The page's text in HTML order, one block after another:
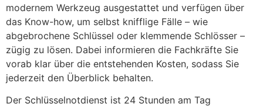
modernem Werkzeug ausgestattet und verfügen über
das Know-how, um selbst knifflige Fälle – wie
abgebrochene Schlüssel oder klemmende Schlösser –
zügig zu lösen. Dabei informieren die Fachkräfte Sie
vorab klar über die entstehenden Kosten, sodass Sie
jederzeit den Überblick behalten.
Der Schlüsselnotdienst ist 24 Stunden am Tag